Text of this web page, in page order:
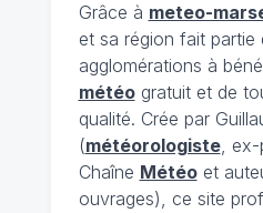
Grâce à meteo-
et sa région fait partie
agglomérations à
météogratuit et de
qualité. Crée par
(météorologiste, ex-
Chaîne Météoet
ouvrages), ce site